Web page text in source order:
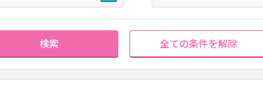
検索 全ての条件を解除